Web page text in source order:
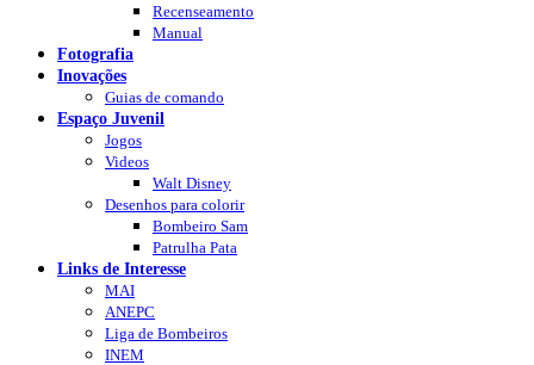
Recenseamento
Manual
Fotografia
Inovações
Guias de comando
Espaço Juvenil
Jogos
Videos
Walt Disney
Desenhos para colorir
Bombeiro Sam
Patrulha Pata
Links de Interesse
MAI
ANEPC
Liga de Bombeiros
INEM